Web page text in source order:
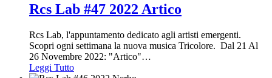
Rcs Lab #47 2022 Artico
Rcs Lab, l'appuntamento dedicato agli artisti emergenti.
Scopri ogni settimana la nuova musica Tricolore. Dal 21 Al
26 Novembre 2022: "Artico"…
Leggi Tutto